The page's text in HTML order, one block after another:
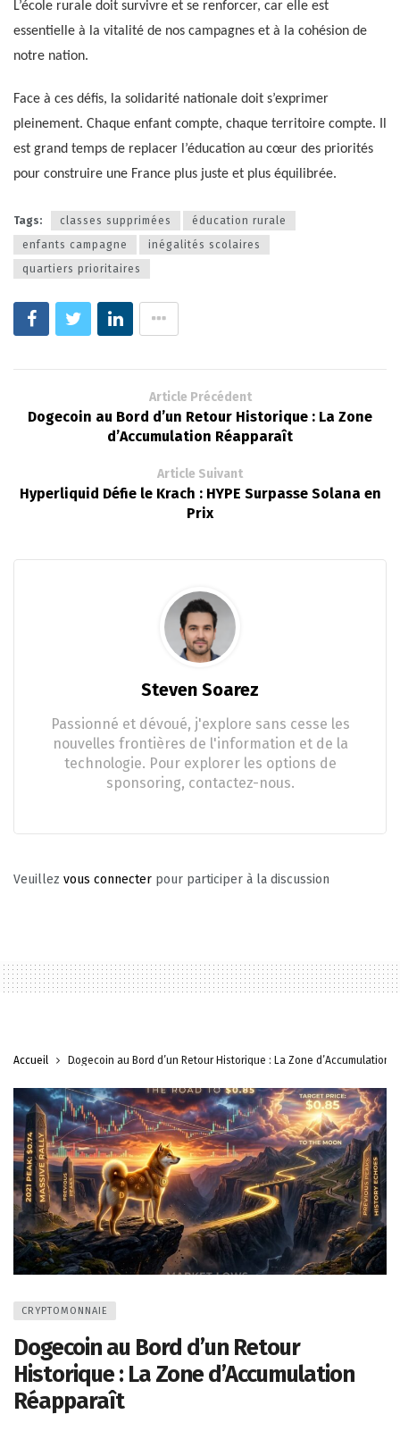
L’école rurale doit survivre et se renforcer, car elle est
essentielle à la vitalité de nos campagnes et à la cohésion de
notre nation.
Face à ces défis, la solidarité nationale doit s’exprimer
pleinement. Chaque enfant compte, chaque territoire compte. Il
est grand temps de replacer l’éducation au cœur des priorités
pour construire une France plus juste et plus équilibrée.
Tags: classes supprimées
éducation rurale
enfants campagne
inégalités scolaires
quartiers prioritaires
Article Précédent
Dogecoin au Bord d’un Retour Historique : La Zone
d’Accumulation Réapparaît
Article Suivant
Hyperliquid Défie le Krach : HYPE Surpasse Solana en
Prix
Steven Soarez
Passionné et dévoué, j'explore sans cesse les
nouvelles frontières de l'information et de la
technologie. Pour explorer les options de
sponsoring, contactez-nous.
Veuillez vous connecter pour participer à la discussion
Accueil Dogecoin au Bord d’un Retour Historique : La Zone d’Accumulation
CRYPTOMONNAIE
Dogecoin au Bord d’un Retour
Historique : La Zone d’Accumulation
Réapparaît